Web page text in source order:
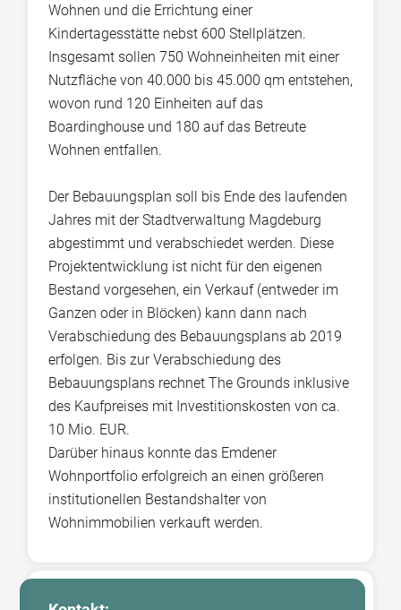
Wohnen und die Errichtung einer
Kindertagesstätte nebst 600 Stellplätzen.
Insgesamt sollen 750 Wohneinheiten mit einer
Nutzfläche von 40.000 bis 45.000 qm entstehen,
wovon rund 120 Einheiten auf das
Boardinghouse und 180 auf das Betreute
Wohnen entfallen.
Der Bebauungsplan soll bis Ende des laufenden
Jahres mit der Stadtverwaltung Magdeburg
abgestimmt und verabschiedet werden. Diese
Projektentwicklung ist nicht für den eigenen
Bestand vorgesehen, ein Verkauf (entweder im
Ganzen oder in Blöcken) kann dann nach
Verabschiedung des Bebauungsplans ab 2019
erfolgen. Bis zur Verabschiedung des
Bebauungsplans rechnet The Grounds inklusive
des Kaufpreises mit Investitionskosten von ca.
10 Mio. EUR.
Darüber hinaus konnte das Emdener
Wohnportfolio erfolgreich an einen größeren
institutionellen Bestandshalter von
Wohnimmobilien verkauft werden.